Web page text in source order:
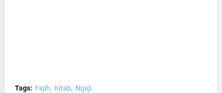
Tags: Fiqih Kitab Ngaji